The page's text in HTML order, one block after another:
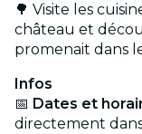
🌳 Visite les
château et
promenait dans
Infos
📅 Dates et
directement